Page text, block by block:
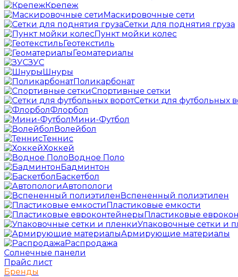
Крепеж
Маскировочные сети
Сетки для поднятия груза
Пункт мойки колес
Геотекстиль
Геоматериалы
ЗУС
Шнуры
Поликарбонат
Спортивные сетки
Сетки для футбольных
Флорбол
Мини-Футбол
Волейбол
Теннис
Хоккей
Водное Поло
Бадминтон
Баскетбол
Автопологи
Вспененный полиэтилен
Пластиковые емкости
Пластиковые
Упаковочные сетки и
Армирующие материалы
Распродажа
Солнечные панели
Прайс лист
Бренды